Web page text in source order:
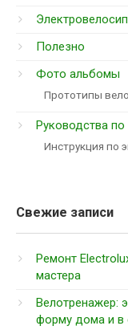
Полезно
Фото альбомы
Прототипы
Руководства по
Инструкция по
Свежие записи
Ремонт
мастера
Велотренажер:
форму дома и в